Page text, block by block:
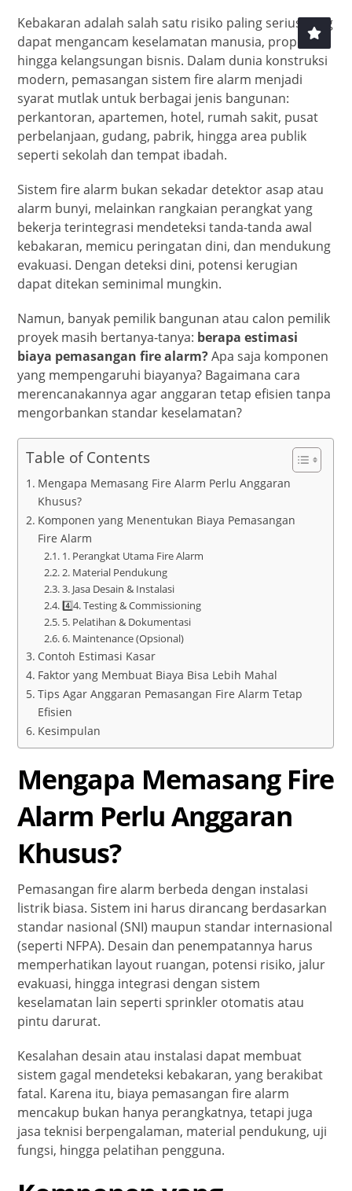
Kebakaran adalah salah satu risiko paling serius yang
dapat mengancam keselamatan manusia, properti,
hingga kelangsungan bisnis. Dalam dunia konstruksi
modern, pemasangan sistem fire alarm menjadi
syarat mutlak untuk berbagai jenis bangunan:
perkantoran, apartemen, hotel, rumah sakit, pusat
perbelanjaan, gudang, pabrik, hingga area publik
seperti sekolah dan tempat ibadah.
Sistem fire alarm bukan sekadar detektor asap atau
alarm bunyi, melainkan rangkaian perangkat yang
bekerja terintegrasi mendeteksi tanda-tanda awal
kebakaran, memicu peringatan dini, dan mendukung
evakuasi. Dengan deteksi dini, potensi kerugian
dapat ditekan seminimal mungkin.
Namun, banyak pemilik bangunan atau calon pemilik
proyek masih bertanya-tanya: berapa estimasi
biaya pemasangan fire alarm?Apa saja komponen
yang mempengaruhi biayanya? Bagaimana cara
merencanakannya agar anggaran tetap efisien tanpa
mengorbankan standar keselamatan?
Table of Contents
Mengapa Memasang Fire Alarm Perlu Anggaran
Khusus?
Komponen yang Menentukan Biaya Pemasangan
Fire Alarm
1. Perangkat Utama Fire Alarm
2. Material Pendukung
3. Jasa Desain & Instalasi
4️⃣4. Testing & Commissioning
5. Pelatihan & Dokumentasi
6. Maintenance (Opsional)
Contoh Estimasi Kasar
Faktor yang Membuat Biaya Bisa Lebih Mahal
Tips Agar Anggaran Pemasangan Fire Alarm Tetap
Efisien
Kesimpulan
Mengapa Memasang Fire
Alarm Perlu Anggaran
Khusus?
Pemasangan fire alarm berbeda dengan instalasi
listrik biasa. Sistem ini harus dirancang berdasarkan
standar nasional (SNI) maupun standar internasional
(seperti NFPA). Desain dan penempatannya harus
memperhatikan layout ruangan, potensi risiko, jalur
evakuasi, hingga integrasi dengan sistem
keselamatan lain seperti sprinkler otomatis atau
pintu darurat.
Kesalahan desain atau instalasi dapat membuat
sistem gagal mendeteksi kebakaran, yang berakibat
fatal. Karena itu, biaya pemasangan fire alarm
mencakup bukan hanya perangkatnya, tetapi juga
jasa teknisi berpengalaman, material pendukung, uji
fungsi, hingga pelatihan pengguna.